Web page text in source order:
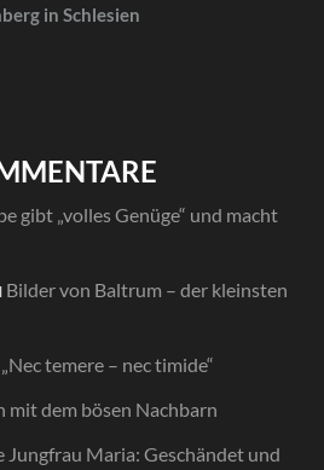
in Schlesien
gibt „volles Genüge“ und macht
Bilder von Baltrum – der kleinsten
„Nec temere – nec timide“
mit dem bösen Nachbarn
Jungfrau Maria: Geschändet und